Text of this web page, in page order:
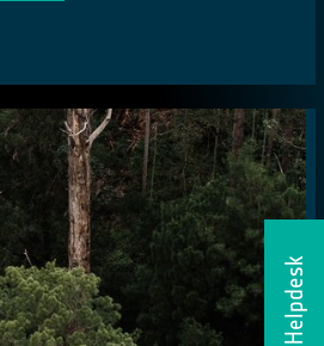
Helpdesk